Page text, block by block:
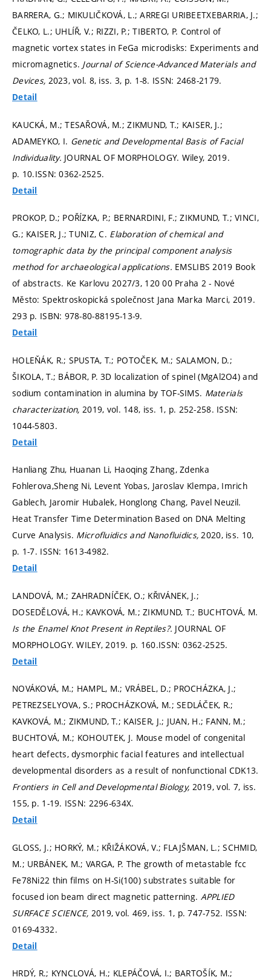
BARRERA, G.; MIKULIČKOVÁ, L.; ARREGI URIBEETXEBARRIA, J.;
ČELKO, L.; UHLÍŘ, V.; RIZZI, P.; TIBERTO, P. Control of
magnetic vortex states in FeGa microdisks: Experiments and
micromagnetics. Journal of Science-Advanced Materials and
Devices, 2023, vol. 8, iss. 3, p. 1-8. ISSN: 2468-2179.
Detail
KAUCKÁ, M.; TESAŘOVÁ, M.; ZIKMUND, T.; KAISER, J.;
ADAMEYKO, I. Genetic and Developmental Basis of Facial
Individuality. JOURNAL OF MORPHOLOGY. Wiley, 2019.
p. 10.ISSN: 0362-2525.
Detail
PROKOP, D.; POŘÍZKA, P.; BERNARDINI, F.; ZIKMUND, T.; VINCI,
G.; KAISER, J.; TUNIZ, C. Elaboration of chemical and
tomographic data by the principal component analysis
method for archaeological applications. EMSLIBS 2019 Book
of abstracts. Ke Karlovu 2027/3, 120 00 Praha 2 - Nové
Město: Spektroskopická společnost Jana Marka Marci, 2019.
293 p. ISBN: 978-80-88195-13-9.
Detail
HOLEŇÁK, R.; SPUSTA, T.; POTOČEK, M.; SALAMON, D.;
ŠIKOLA, T.; BÁBOR, P. 3D localization of spinel (MgAl2O4) and
sodium contamination in alumina by TOF-SIMS. Materials
characterization, 2019, vol. 148, iss. 1, p. 252-258. ISSN:
1044-5803.
Detail
Hanliang Zhu, Huanan Li, Haoqing Zhang, Zdenka
Fohlerova,Sheng Ni, Levent Yobas, Jaroslav Klempa, Imrich
Gablech, Jaromir Hubalek, Honglong Chang, Pavel Neuzil.
Heat Transfer Time Determination Based on DNA Melting
Curve Analysis. Microfluidics and Nanofluidics,2020, iss. 10,
p. 1-7. ISSN: 1613-4982.
Detail
LANDOVÁ, M.; ZAHRADNÍČEK, O.; KŘIVÁNEK, J.;
DOSEDĚLOVÁ, H.; KAVKOVÁ, M.; ZIKMUND, T.; BUCHTOVÁ, M.
Is the Enamel Knot Present in Reptiles?. JOURNAL OF
MORPHOLOGY. WILEY, 2019. p. 160.ISSN: 0362-2525.
Detail
NOVÁKOVÁ, M.; HAMPL, M.; VRÁBEL, D.; PROCHÁZKA, J.;
PETREZSELYOVA, S.; PROCHÁZKOVÁ, M.; SEDLÁČEK, R.;
KAVKOVÁ, M.; ZIKMUND, T.; KAISER, J.; JUAN, H.; FANN, M.;
BUCHTOVÁ, M.; KOHOUTEK, J. Mouse model of congenital
heart defects, dysmorphic facial features and intellectual
developmental disorders as a result of nonfunctional CDK13.
Frontiers in Cell and Developmental Biology, 2019, vol. 7, iss.
155, p. 1-19. ISSN: 2296-634X.
Detail
GLOSS, J.; HORKÝ, M.; KŘIŽÁKOVÁ, V.; FLAJŠMAN, L.; SCHMID,
M.; URBÁNEK, M.; VARGA, P. The growth of metastable fcc
Fe78Ni22 thin films on H-Si(100) substrates suitable for
focused ion beam direct magnetic patterning. APPLIED
SURFACE SCIENCE, 2019, vol. 469, iss. 1, p. 747-752. ISSN:
0169-4332.
Detail
HRDÝ, R.; KYNCLOVÁ, H.; KLEPÁČOVÁ, I.; BARTOŠÍK, M.;